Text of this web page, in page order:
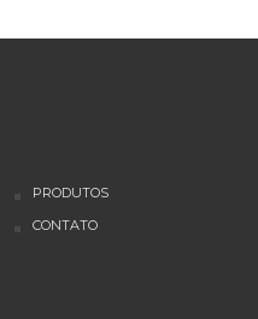
PRODUTOS
CONTATO